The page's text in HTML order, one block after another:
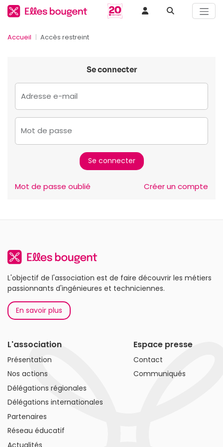
Accueil Accès restreint
Se connecter
Adresse e-mail
Mot de passe
Mot de passe oublié Créer un compte
L'objectif de l'association est de faire découvrir les métiers
passionnants d'ingénieures et techniciennes.
En savoir plus
L'association
Présentation
Nos actions
Délégations régionales
Délégations internationales
Partenaires
Réseau éducatif
Actualités
Espace presse
Contact
Communiqués